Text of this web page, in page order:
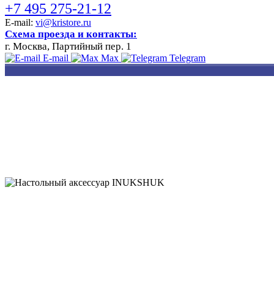
+7 495 275-21-12
E-mail: vi@kristore.ru
Схема проезда и контакты:
г. Москва, Партийный пер. 1
E-mail Max Telegram